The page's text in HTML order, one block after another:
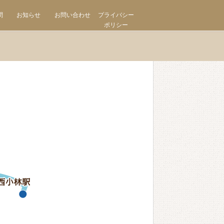
お知らせ お問い合わせ
プライバシー
ポリシー